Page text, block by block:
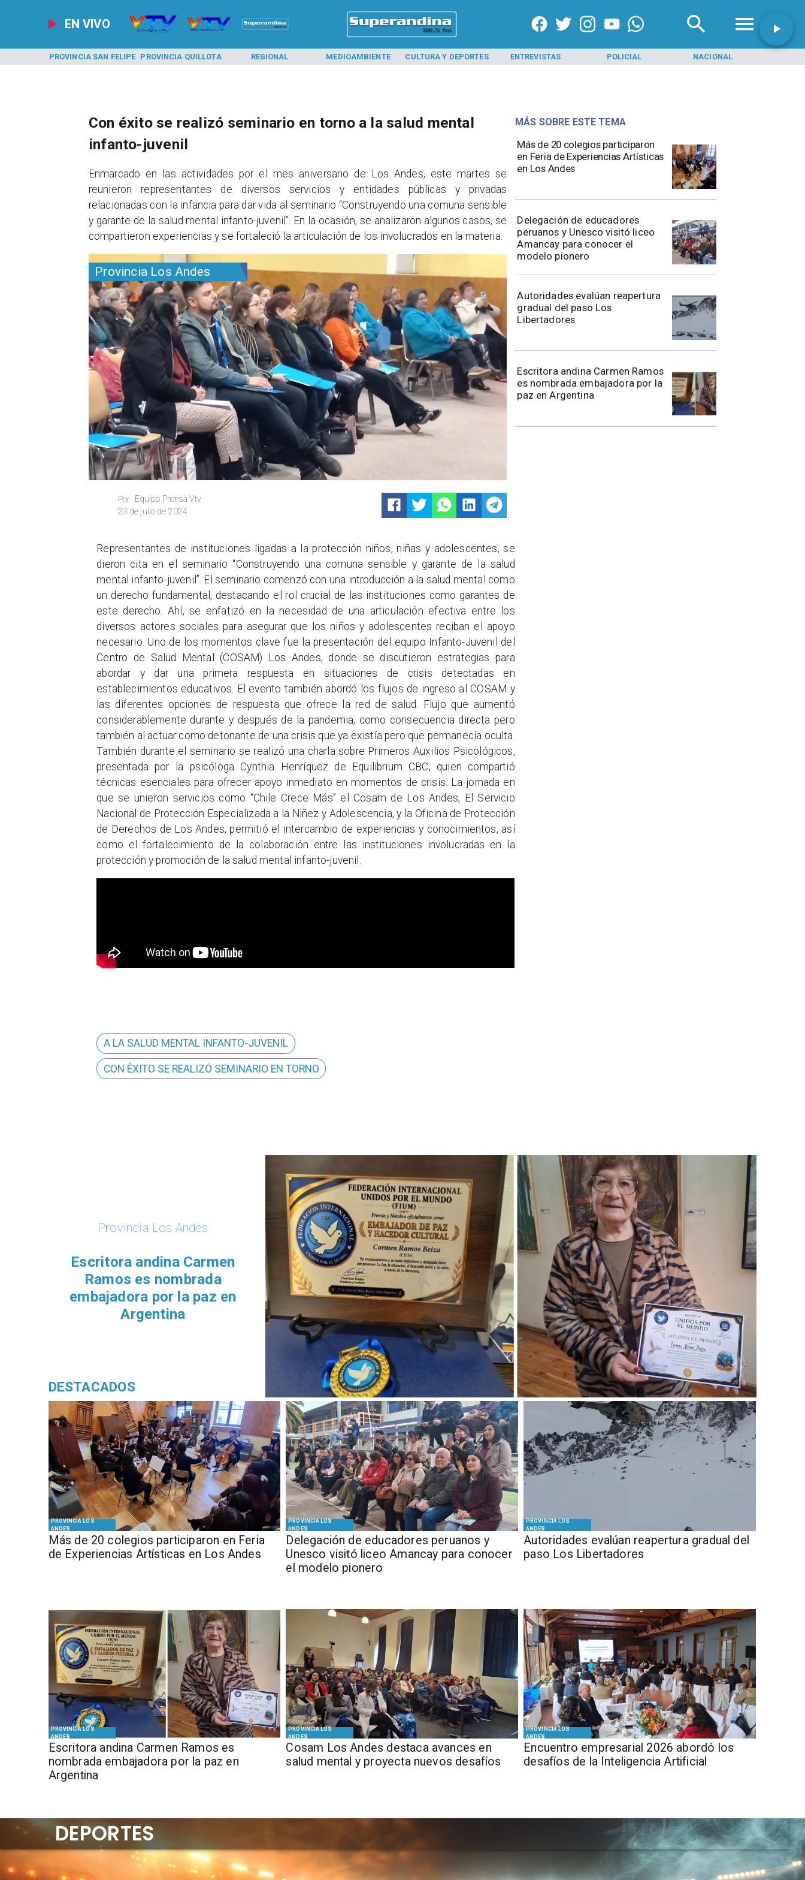
EN VIVO
PROVINCIA SAN FELIPE PROVINCIA QUILLOTA REGIONAL MEDIOAMBIENTE CULTURA Y DEPORTES ENTREVISTAS POLICIAL NACIONAL
Provincia Los Andes
Equipo Prensa Vtv
Por
23 de julio de 2024
Más de 20 colegios participaron
en Feria de Experiencias Artísticas
en Los Andes
Delegación de educadores
peruanos y Unesco visitó liceo
Amancay para conocer el
modelo pionero
​​Autoridades evalúan reapertura
gradual del paso Los
Libertadores
Escritora andina Carmen Ramos
es nombrada embajadora por la
paz en Argentina
MÁS SOBRE ESTE TEMA
Con éxito se realizó seminario en torno a la salud mental
infanto-juvenil
​Enmarcado en las actividades por el mes aniversario de Los Andes, este martes se
reunieron representantes de diversos servicios y entidades públicas y privadas
relacionadas con la infancia para dar vida al seminario “Construyendo una comuna sensible
y garante de la salud mental infanto-juvenil”. En la ocasión, se analizaron algunos casos, se
compartieron experiencias y se fortaleció la articulación de los involucrados en la materia.
​Representantes de instituciones ligadas a la protección niños, niñas y adolescentes, se
dieron cita en el seminario “Construyendo una comuna sensible y garante de la salud
mental infanto-juvenil”. El seminario comenzó con una introducción a la salud mental como
un derecho fundamental, destacando el rol crucial de las instituciones como garantes de
este derecho. Ahí, se enfatizó en la necesidad de una articulación efectiva entre los
diversos actores sociales para asegurar que los niños y adolescentes reciban el apoyo
necesario. Uno de los momentos clave fue la presentación del equipo Infanto-Juvenil del
Centro de Salud Mental (COSAM) Los Andes, donde se discutieron estrategias para
abordar y dar una primera respuesta en situaciones de crisis detectadas en
establecimientos educativos. El evento también abordó los flujos de ingreso al COSAM y
las diferentes opciones de respuesta que ofrece la red de salud. Flujo que aumentó
considerablemente durante y después de la pandemia, como consecuencia directa pero
también al actuar como detonante de una crisis que ya existía pero que permanecía oculta.
También durante el seminario se realizó una charla sobre Primeros Auxilios Psicológicos,
presentada por la psicóloga Cynthia Henríquez de Equilibrium CBC, quien compartió
técnicas esenciales para ofrecer apoyo inmediato en momentos de crisis. La jornada en
que se unieron servicios como “Chile Crece Más” el Cosam de Los Andes, El Servicio
Nacional de Protección Especializada a la Niñez y Adolescencia, y la Oficina de Protección
de Derechos de Los Andes, permitió el intercambio de experiencias y conocimientos, así
como el fortalecimiento de la colaboración entre las instituciones involucradas en la
protección y promoción de la salud mental infanto-juvenil.
A LA SALUD MENTAL INFANTO-JUVENIL
CON ÉXITO SE REALIZÓ SEMINARIO EN TORNO
PROVINCIA LOS
ANDES
Más de 20 colegios participaron en Feria
de Experiencias Artísticas en Los Andes
PROVINCIA LOS
ANDES
Delegación de educadores peruanos y
Unesco visitó liceo Amancay para conocer
el modelo pionero
PROVINCIA LOS
ANDES
​​Autoridades evalúan reapertura gradual del
paso Los Libertadores
PROVINCIA LOS
ANDES
Escritora andina Carmen Ramos es
nombrada embajadora por la paz en
Argentina
PROVINCIA LOS
ANDES
Cosam Los Andes destaca avances en
salud mental y proyecta nuevos desafíos
PROVINCIA LOS
ANDES
Encuentro empresarial 2026 abordó los
desafíos de la Inteligencia Artificial
Provincia Los Andes
Escritora andina Carmen
Ramos es nombrada
embajadora por la paz en
Argentina
DESTACADOS
DEPORTES